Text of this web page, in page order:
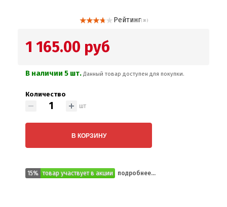
Рейтинг( 30 )
1 165.00 руб
В наличии 5 шт. Данный товар доступен для покупки.
Количество
шт
В КОРЗИНУ
15% товар участвует в акции подробнее...